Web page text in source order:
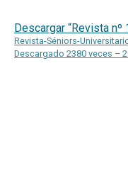
Descargar “Revista
Revista-Séniors-
Descargado 2380 veces –